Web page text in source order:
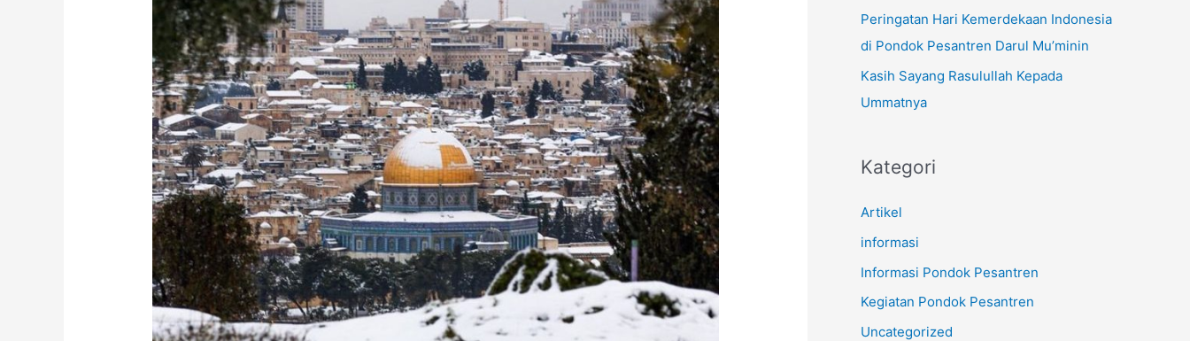
Amalan
Pada
Bulan
Jumadil
Akhir
:Peringatan Hari Kemerdekaan Indonesia
di Pondok Pesantren Darul Mu’minin
Kasih Sayang Rasulullah Kepada
Ummatnya
Kategori
Artikel
informasi
Informasi Pondok Pesantren
Kegiatan Pondok Pesantren
Uncategorized